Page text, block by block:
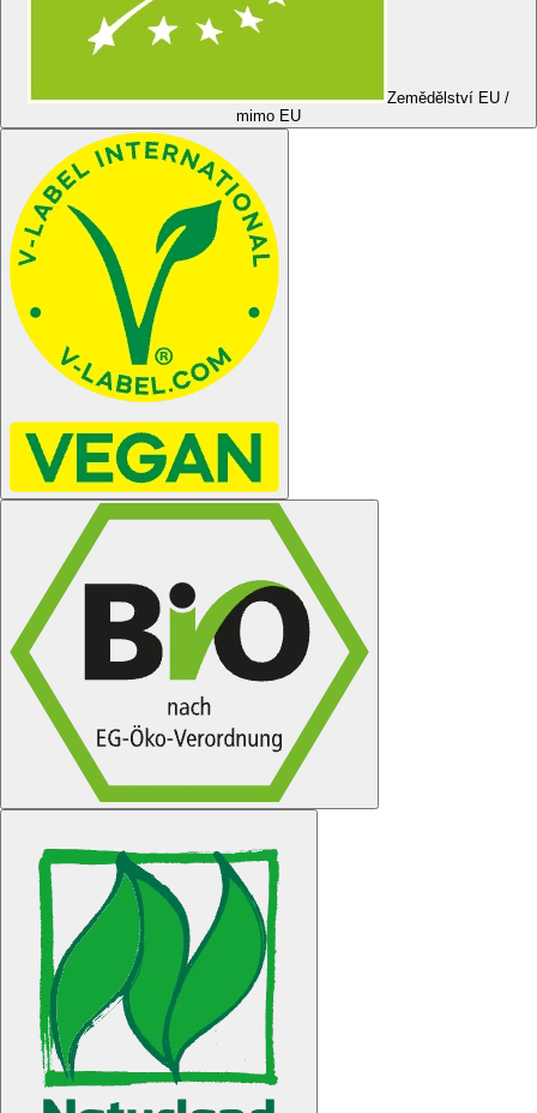
Zemědělství EU /
mimo EU